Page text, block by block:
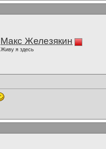
Макс Железякин
Живу я здесь